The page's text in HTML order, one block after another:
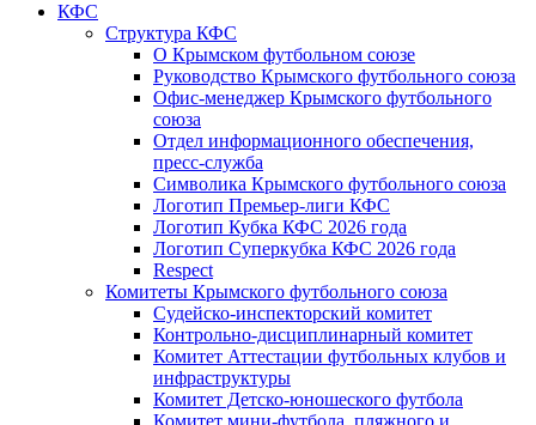
КФС
Структура КФС
О Крымском футбольном союзе
Руководство Крымского футбольного союза
Офис-менеджер Крымского футбольного
союза
Отдел информационного обеспечения,
пресс-служба
Символика Крымского футбольного союза
Логотип Премьер-лиги КФС
Логотип Кубка КФС 2026 года
Логотип Суперкубка КФС 2026 года
Respect
Комитеты Крымского футбольного союза
Судейско-инспекторский комитет
Контрольно-дисциплинарный комитет
Комитет Аттестации футбольных клубов и
инфраструктуры
Комитет Детско-юношеского футбола
Комитет мини-футбола, пляжного и